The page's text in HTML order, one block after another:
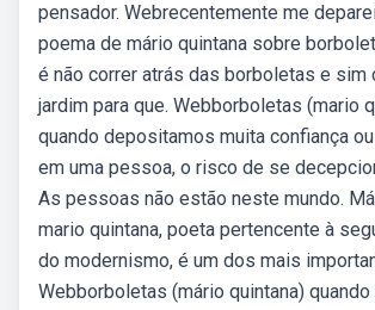
pensador. Webrecentemente me
poema de mário quintana sobre
é não correr atrás das borboletas e sim
jardim para que. Webborboletas (mario
quando depositamos muita confiança
em uma pessoa, o risco de se
As pessoas não estão neste mundo.
mario quintana, poeta pertencente à
do modernismo, é um dos mais
Webborboletas (mário quintana)